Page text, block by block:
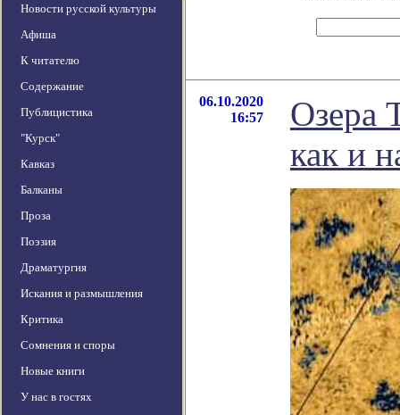
Новости русской культуры
Афиша
К читателю
Содержание
Публицистика
"Курск"
Кавказ
Балканы
Проза
Поэзия
Драматургия
Искания и размышления
Критика
Сомнения и споры
Новые книги
У нас в гостях
06.10.2020
16:57
Озера
как и